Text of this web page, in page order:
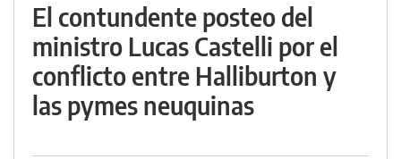
El contundente posteo del
ministro Lucas Castelli por el
conflicto entre Halliburton y
las pymes neuquinas